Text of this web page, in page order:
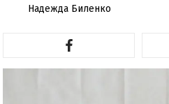
Надежда Биленко